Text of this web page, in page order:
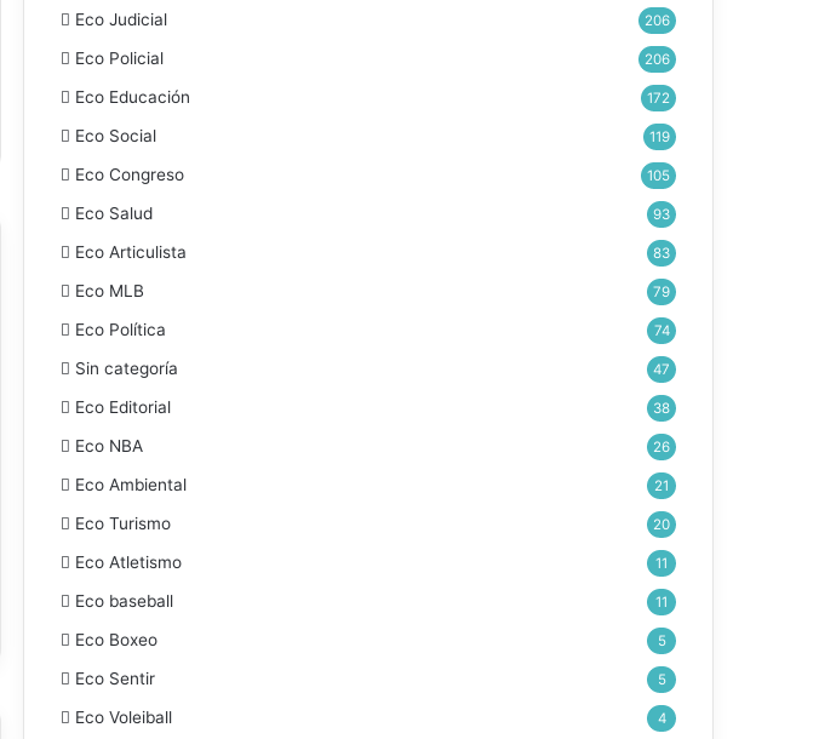
Eco Judicial 206
Eco Policial 206
Eco Educación 172
Eco Social 119
Eco Congreso 105
Eco Salud 93
Eco Articulista 83
Eco MLB 79
Eco Política 74
Sin categoría 47
Eco Editorial 38
Eco NBA 26
Eco Ambiental 21
Eco Turismo 20
Eco Atletismo 11
Eco baseball 11
Eco Boxeo 5
Eco Sentir 5
Eco Voleiball 4